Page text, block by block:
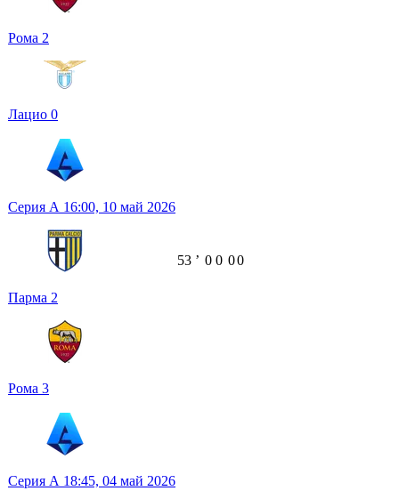
Рома 2
Лацио 0
Серия А 16:00, 10 май 2026
Парма 2
Рома 3
53 ʼ 0 0 00
Серия А 18:45, 04 май 2026